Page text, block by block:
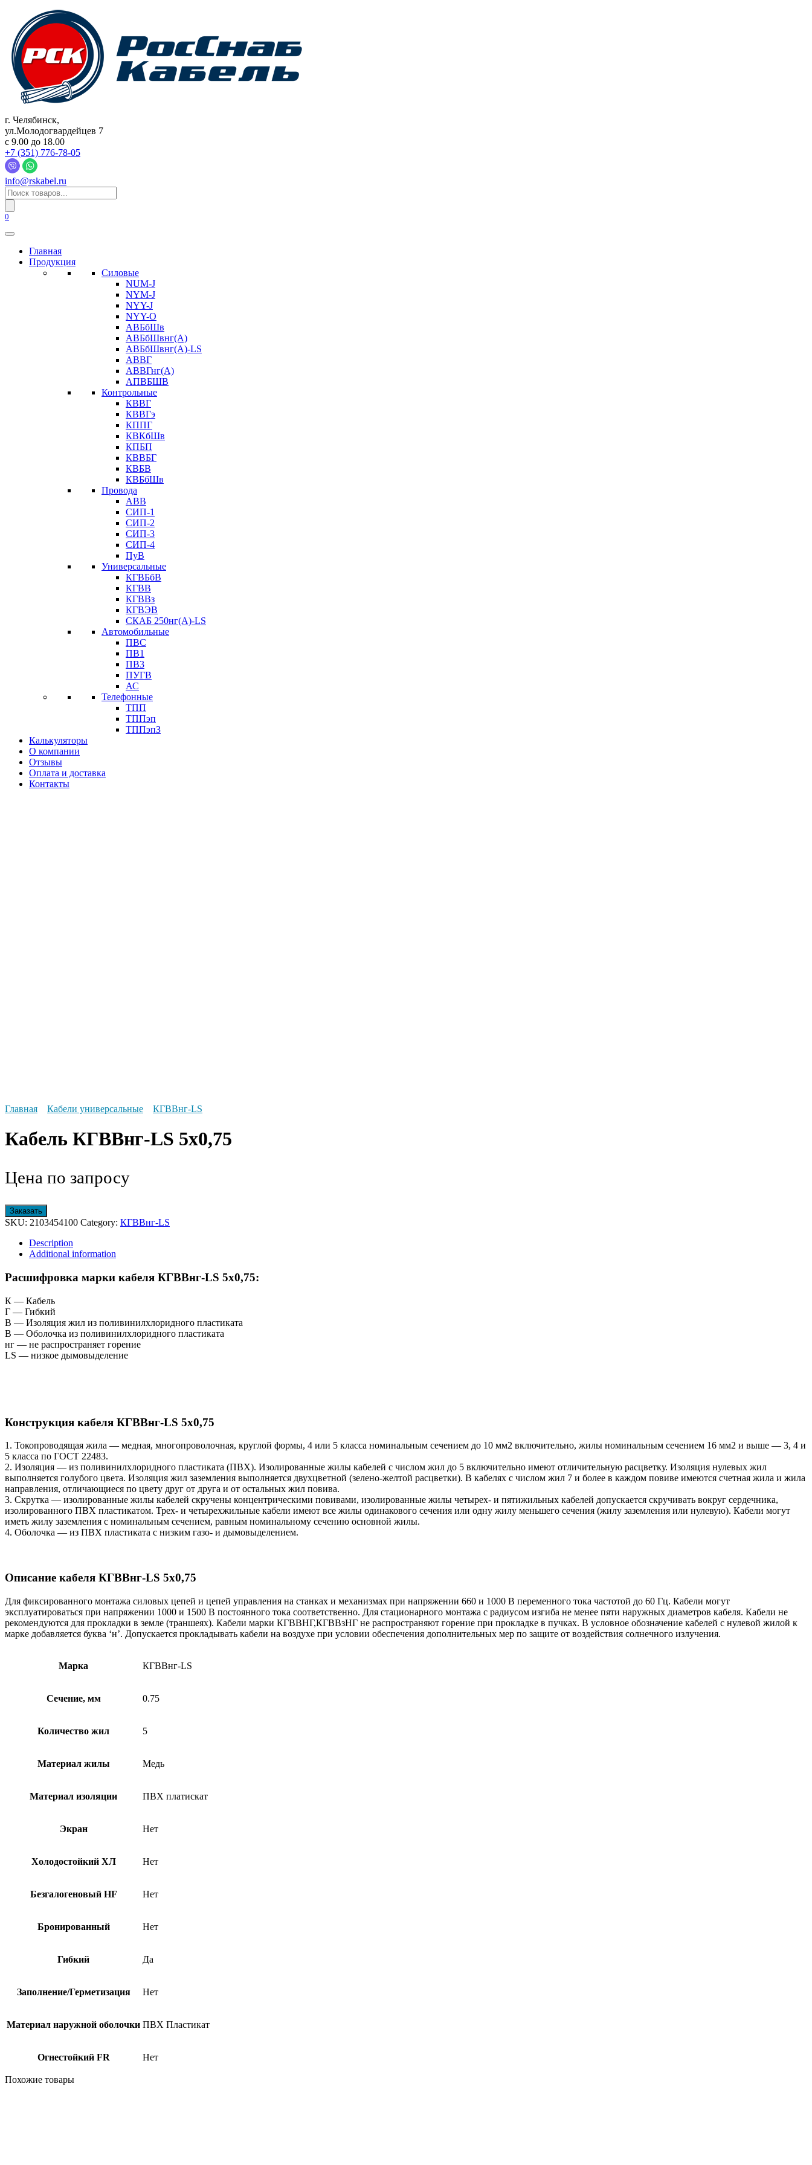
содержанию
г. Челябинск,
ул.Молодогвардейцев 7
c 9.00 до 18.00
+7 (351) 776-78-05
info@rskabel.ru
Поиск
товаров
0
Главная
Продукция
Силовые
NUM-J
NYM-J
NYY-J
NYY-O
АВБбШв
АВБбШвнг(А)
АВБбШвнг(А)-LS
АВВГ
АВВГнг(А)
АПВБШВ
Контрольные
КВВГ
КВВГэ
КППГ
КВКбШв
КПБП
КВВБГ
КВБВ
КВБбШв
Провода
АВВ
СИП-1
СИП-2
СИП-3
СИП-4
ПуВ
Универсальные
КГВБбВ
КГВВ
КГВВз
КГВЭВ
СКАБ 250нг(А)-LS
Автомобильные
ПВС
ПВ1
ПВ3
ПУГВ
АС
Телефонные
ТПП
ТППэп
ТППэпЗ
Калькуляторы
О компании
Отзывы
Оплата и доставка
Контакты
Главная Кабели универсальные КГВВнг-LS
Кабель КГВВнг-LS 5х0,75
Цена по запросу
Заказать
SKU: 2103454100 Category: КГВВнг-LS
Description
Additional information
Расшифровка марки кабеля КГВВнг-LS 5х0,75:
К — Кабель
Г — Гибкий
В — Изоляция жил из поливинилхлоридного пластиката
В — Оболочка из поливинилхлоридного пластиката
нг — не распространяет горение
LS — низкое дымовыделение
Конструкция кабеля КГВВнг-LS 5х0,75
1. Токопроводящая жила — медная, многопроволочная, круглой формы, 4 или 5 класса номинальным сечением до 10 мм2 включительно, жилы номинальным сечением 16 мм2 и выше — 3, 4 и
5 класса по ГОСТ 22483.
2. Изоляция — из поливинилхлоридного пластиката (ПВХ). Изолированные жилы кабелей с числом жил до 5 включительно имеют отличительную расцветку. Изоляция нулевых жил
выполняется голубого цвета. Изоляция жил заземления выполняется двухцветной (зелено-желтой расцветки). В кабелях с числом жил 7 и более в каждом повиве имеются счетная жила и жила
направления, отличающиеся по цвету друг от друга и от остальных жил повива.
3. Скрутка — изолированные жилы кабелей скручены концентрическими повивами, изолированные жилы четырех- и пятижильных кабелей допускается скручивать вокруг сердечника,
изолированного ПВХ пластикатом. Трех- и четырехжильные кабели имеют все жилы одинакового сечения или одну жилу меньшего сечения (жилу заземления или нулевую). Кабели могут
иметь жилу заземления с номинальным сечением, равным номинальному сечению основной жилы.
4. Оболочка — из ПВХ пластиката с низким газо- и дымовыделением.
Описание кабеля КГВВнг-LS 5х0,75
Для фиксированного монтажа силовых цепей и цепей управления на станках и механизмах при напряжении 660 и 1000 В переменного тока частотой до 60 Гц. Кабели могут
эксплуатироваться при напряжении 1000 и 1500 В постоянного тока соответственно. Для стационарного монтажа с радиусом изгиба не менее пяти наружных диаметров кабеля. Кабели не
рекомендуются для прокладки в земле (траншеях). Кабели марки КГВВНГ,КГВВзНГ не распространяют горение при прокладке в пучках. В условное обозначение кабелей с нулевой жилой к
марке добавляется буква ‘н’. Допускается прокладывать кабели на воздухе при условии обеспечения дополнительных мер по защите от воздействия солнечного излучения.
Марка КГВВнг-LS
Сечение, мм 0.75
Количество жил 5
Материал жилы Медь
Материал изоляции ПВХ платискат
Экран Нет
Холодостойкий ХЛ Нет
Безгалогеновый HF Нет
Бронированный Нет
Гибкий Да
Заполнение/Герметизация Нет
Материал наружной оболочки ПВХ Пластикат
Огнестойкий FR Нет
Похожие товары